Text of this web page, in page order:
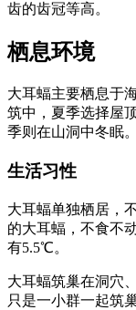
齿的齿冠等高。
栖息环境
大耳蝠主要栖息于
筑中，夏季选择屋
季则在山洞中冬眠。
生活习性
大耳蝠单独栖居，
的大耳蝠，不食不
有5.5℃。
大耳蝠筑巢在洞穴
只是一小群一起筑